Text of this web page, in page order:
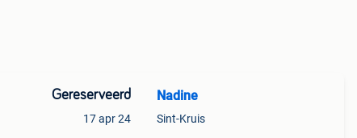
Gereserveerd
17 apr 24
Nadine
Sint-Kruis